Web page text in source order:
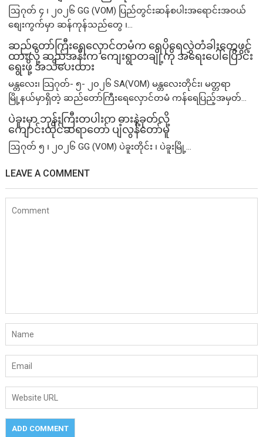
ဩဂုတ် ၄ ၊ ၂၀၂၆ GG (VOM) ပြည်တွင်းဆန်စပါးအရောင်းအဝယ်
စျေးကွက်မှာ ဆန်ကုန်သည်တွေ ၊...
ဆည်တော်ကြီးရေလှောင်တမံက ရေပိုရေလွှဲတံခါးတွေဖွင့်
ထားလို့ ဆည်အနီးက ကျေးရွာတချို့ကို အရေးပေါ်ပြောင်း
ရွေးဖို့ အသိပေးထား
မန္တလေး၊ သြဂုတ်- ၅- ၂၀၂၆ SA(VOM) မန္တလေးတိုင်း၊ မတ္တရာ
မြို့နယ်မှာရှိတဲ့ ဆည်တော်ကြီးရေလှောင်တမံ ကန်ရေပြည့်အမှတ်...
ပဲခူးမှာ ဘုန်းကြီးတပါးက ဓားနဲ့ခုတ်လို့
ကျောင်းထိုင်ဆရာတော် ပျံလွန်တော်မူ
ဩဂုတ် ၅ ၊ ၂၀၂၆ GG (VOM) ပဲခူးတိုင်း ၊ ပဲခူးမြို့...
LEAVE A COMMENT